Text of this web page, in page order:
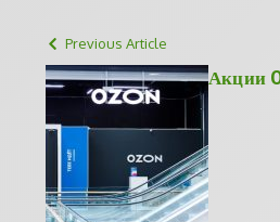
Previous Article
Акции